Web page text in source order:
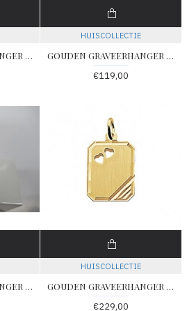
GOUDEN GRAVEERHANGER HART GEDIAMANTEERD MET OPEN HART 15X14MM - 78096 - 4018346
HUISCOLLECTIE
GOUDEN GRAVEERHANGER HART GLANS 8X7.5MM - 78094 - 4018344
€119,00
GOUDEN GRAVEERHANGER HART RECHT GEDIAMANTEERD 13X13MM - 78097 - 4018348
HUISCOLLECTIE
GOUDEN GRAVEERHANGER RECHTHOEKIG GEDIAMANTEERD 12X16MM - 78098 - 4018350
€229,00